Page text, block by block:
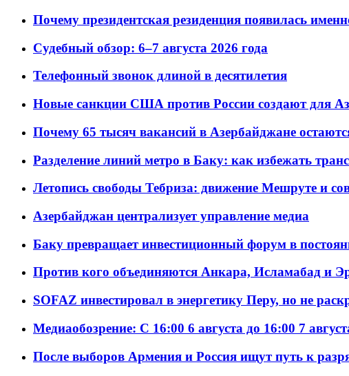
Почему президентская резиденция появилась
Судебный обзор: 6–7 августа 2026 года
Телефонный звонок длиной в десятилетия
Новые санкции США против России создают для
Почему 65 тысяч вакансий в Азербайджане
Разделение линий метро в Баку: как избежать
Летопись свободы Тебриза: движение Мешруте и
Азербайджан централизует управление медиа
Баку превращает инвестиционный форум в
Против кого объединяются Анкара, Исламабад и
SOFAZ инвестировал в энергетику Перу, но не
Медиаобозрение: С 16:00 6 августа до 16:00 7
После выборов Армения и Россия ищут путь к